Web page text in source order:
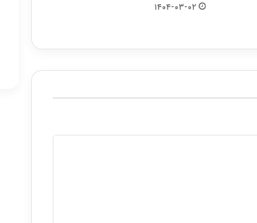
۱۴۰۴-۰۳-۰۲